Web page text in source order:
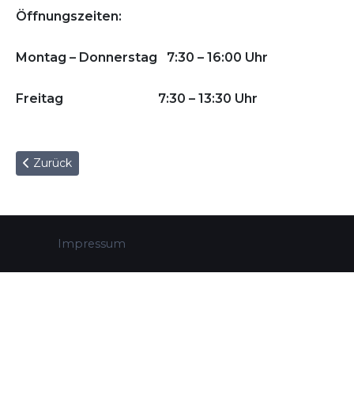
Öffnungszeiten:
Montag – Donnerstag 7:30 – 16:00 Uhr
Freitag 7:30 – 13:30 Uhr
Vorheriger Beitrag: Impressum
Zurück
Impressum